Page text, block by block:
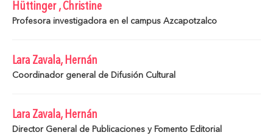
Hüttinger , Christine
Profesora investigadora en el campus Azcapotzalco
Lara Zavala, Hernán
Coordinador general de Difusión Cultural
Lara Zavala, Hernán
Director General de Publicaciones y Fomento Editorial